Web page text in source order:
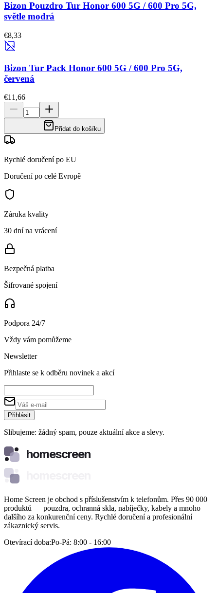
Bizon Pouzdro Tur Honor 600 5G / 600 Pro 5G,
světle modrá
€8,33
Bizon Tur Pack Honor 600 5G / 600 Pro 5G,
červená
€11,66
Přidat do košíku
Rychlé doručení po EU
Doručení po celé Evropě
Záruka kvality
30 dní na vrácení
Bezpečná platba
Šifrované spojení
Podpora 24/7
Vždy vám pomůžeme
Newsletter
Přihlaste se k odběru novinek a akcí
Přihlásit
Slibujeme: žádný spam, pouze aktuální akce a slevy.
homescreen
Home Screen je obchod s příslušenstvím k telefonům. Přes 90 000
produktů — pouzdra, ochranná skla, nabíječky, kabely a mnoho
dalšího za konkurenční ceny. Rychlé doručení a profesionální
zákaznický servis.
Otevírací doba:Po-Pá: 8:00 - 16:00